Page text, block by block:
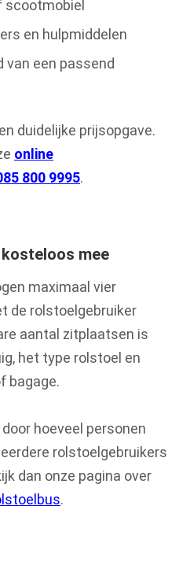
scootmobiel
en hulpmiddelen
van een passend
duidelijke prijsopgave.
online
800 9995.
mee
maximaal vier
de rolstoelgebruiker
aantal zitplaatsen is
het type rolstoel en
bagage.
hoeveel personen
rolstoelgebruikers
dan onze pagina over
.